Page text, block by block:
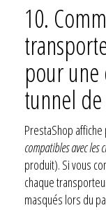
10.
pour
tunnel
PrestaShop
compatibles avec les
produit). Si vous
chaque
masqués lors du